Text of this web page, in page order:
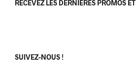
RECEVEZ LES DERNIÈRES PROMOS
SUIVEZ-NOUS !